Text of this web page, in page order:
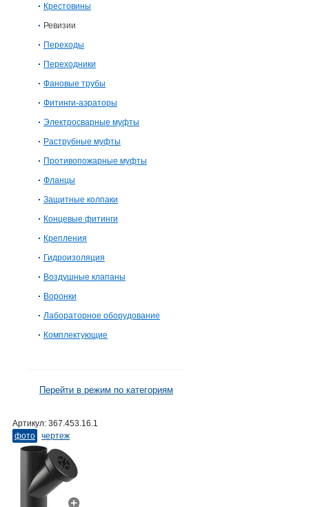
Крестовины
Ревизии
Переходы
Переходники
Фановые трубы
Фитинги-аэраторы
Электросварныe муфты
Раструбные муфты
Противопожарные муфты
Фланцы
Защитные колпаки
Концевые фитинги
Крепления
Гидроизоляция
Воздушные клапаны
Воронки
Лабораторное оборудование
Комплектующие
Перейти в режим по категориям
Артикул: 367.453.16.1
фото
чертеж